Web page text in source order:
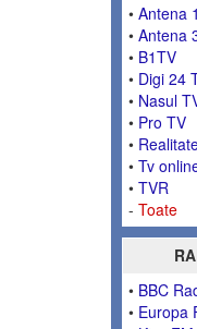
• Antena 1
• Antena
• B1TV
• Digi 24
• Nasul
• Pro TV
•
• Tv
• TVR
- Toate
• BBC
• Europa